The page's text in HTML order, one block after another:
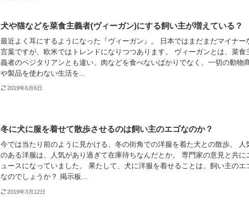
犬や猫などを菜食主義者(ヴィーガン)にする飼い主が増えている？
最近よく耳にするようになった『ヴィーガン』。 日本ではまだまだマイナー
言葉ですが、欧米ではトレンドになりつつあります。 ヴィーガンとは、菜食
義者のベジタリアンとも違い、肉などを食べないばかりでなく、一切の動物
や製品を使わない生活を...
2019年6月6日
冬に犬に服を着せて散歩させるのは飼い主のエゴなのか？
今では当たり前のように見かける、冬の街角での洋服を着た犬との散歩。 人
のある洋服は、人気があり過ぎて在庫待ちなんだとか。 専門家の意見と共に
ュースになっていました。 果たして、犬に洋服を着せることは、飼い主のエ
なのでしょうか？ 掲示板...
2019年3月12日